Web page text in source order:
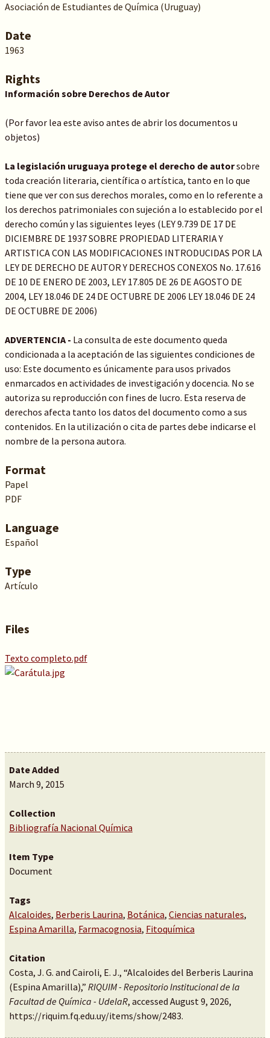
Asociación de Estudiantes de Química (Uruguay)
Date
1963
Rights
Información sobre Derechos de Autor
(Por favor lea este aviso antes de abrir los documentos u
objetos)
La legislación uruguaya protege el derecho de autorsobre
toda creación literaria, científica o artística, tanto en lo que
tiene que ver con sus derechos morales, como en lo referente a
los derechos patrimoniales con sujeción a lo establecido por el
derecho común y las siguientes leyes (LEY 9.739 DE 17 DE
DICIEMBRE DE 1937 SOBRE PROPIEDAD LITERARIA Y
ARTISTICA CON LAS MODIFICACIONES INTRODUCIDAS POR LA
LEY DE DERECHO DE AUTOR Y DERECHOS CONEXOS No. 17.616
DE 10 DE ENERO DE 2003, LEY 17.805 DE 26 DE AGOSTO DE
2004, LEY 18.046 DE 24 DE OCTUBRE DE 2006 LEY 18.046 DE 24
DE OCTUBRE DE 2006)
ADVERTENCIA - La consulta de este documento queda
condicionada a la aceptación de las siguientes condiciones de
uso: Este documento es únicamente para usos privados
enmarcados en actividades de investigación y docencia. No se
autoriza su reproducción con fines de lucro. Esta reserva de
derechos afecta tanto los datos del documento como a sus
contenidos. En la utilización o cita de partes debe indicarse el
nombre de la persona autora.
Format
Papel
PDF
Language
Español
Type
Artículo
Files
Texto completo.pdf
Date Added
March 9, 2015
Collection
Bibliografía Nacional Química
Item Type
Document
Tags
Alcaloides, Berberis Laurina, Botánica, Ciencias naturales,
Espina Amarilla, Farmacognosia, Fitoquímica
Citation
Costa, J. G. and Cairoli, E. J., “Alcaloides del Berberis Laurina
(Espina Amarilla),” RIQUIM - Repositorio Institucional de la
Facultad de Química - UdelaR, accessed August 9, 2026,
https://riquim.fq.edu.uy/items/show/2483.